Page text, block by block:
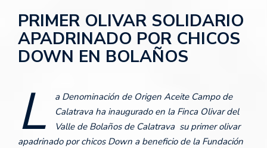
PRIMER OLIVAR SOLIDARIO
APADRINADO POR CHICOS
DOWN EN BOLAÑOS
L
a Denominación de Origen Aceite Campo de
Calatrava ha inaugurado en la Finca Olivar del
Valle de Bolaños de Calatrava su primer olivar
apadrinado por chicos Down a beneficio de la Fundación